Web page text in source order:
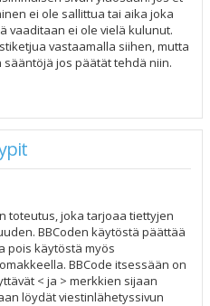
ei ole sallittua tai aika joka
vaaditaan ei ole vielä kulunut.
vastaamalla siihen, mutta
jos päätät tehdä niin.
toteutus, joka tarjoaa tiettyjen
BBCoden käytöstä päättää
pois käytöstä myös
BBCode itsessään on
< ja > merkkien sijaan
löydät viestinlähetyssivun